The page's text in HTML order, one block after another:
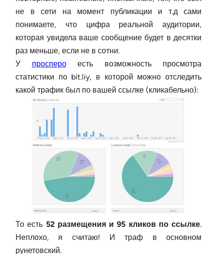
не в сети на момент публикации и т.д сами
понимаете, что цифра реальной аудитории,
которая увидела ваше сообщение будет в десятки
раз меньше, если не в сотни.
У проспероесть возможность просмотра
статистики по bit.liy, в которой можно отследить
какой трафик был по вашей ссылке (кликабельно):
То есть 52 размещения и 95 кликов по ссылке.
Неплохо, я считаю! И траф в основном
рунетовский.